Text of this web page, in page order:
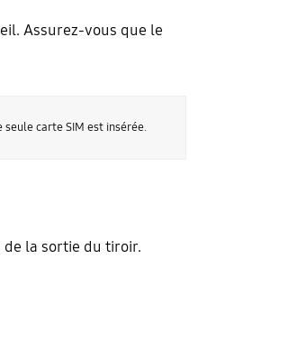
Assurez-vous que le
carte SIM est insérée.
la sortie du tiroir.